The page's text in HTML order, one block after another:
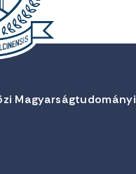
Magyarságtudományi